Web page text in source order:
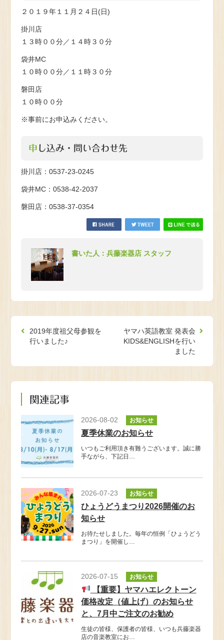
２０１９年１１月２４日(日)
掛川店
１３時００分／１４時３０分
袋井MC
１０時００分／１１時３０分
磐田店
１０時００分
※事前にお申込みください。
申し込み・問い合わせ先
掛川店：0537-23-0245
袋井MC：0538-42-2037
磐田店：0538-37-0354
書いた人：兵藤楽器店 スタッフ
2019年度祖父母参観を
行いました♪
ヤマハ英語教室 発表会
KIDS&ENGLISHを行い
ました
関連記事
2026-08-02 お知らせ
夏季休業のお知らせ
いつもご利用頂き有難うございます。誠に勝
手ながら、下記日…
2026-07-23 お知らせ
ひょうどうまつり2026開催のお
知らせ
お待たせしました。毎年の恒例「ひょうどう
まつり」を開催し…
2026-07-15 お知らせ
【重要】ヤマハエレクトーン
価格改定（値上げ）のお知らせ
と、7月中ご注文のお勧め
生徒の皆様、保護者の皆様、いつも兵藤楽器
店の音楽教室にお…